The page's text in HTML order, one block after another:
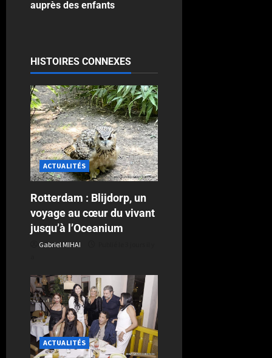
auprès des enfants
HISTOIRES CONNEXES
ACTUALITÉS
Rotterdam : Blijdorp, un
voyage au cœur du vivant
jusqu’à l’Oceanium
Gabriel MIHAI
ACTUALITÉS